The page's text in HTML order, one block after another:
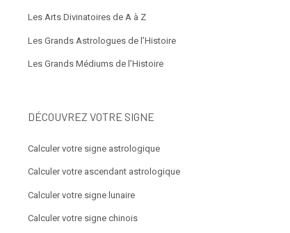
Les Arts Divinatoires de A à Z
Les Grands Astrologues de l’Histoire
Les Grands Médiums de l’Histoire
DÉCOUVREZ VOTRE SIGNE
Calculer votre signe astrologique
Calculer votre ascendant astrologique
Calculer votre signe lunaire
Calculer votre signe chinois